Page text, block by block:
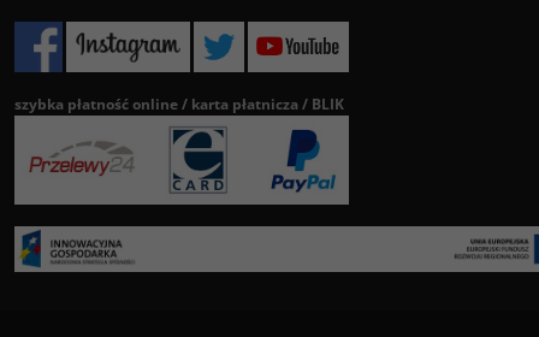
szybka płatność online / karta płatnicza / BLIK